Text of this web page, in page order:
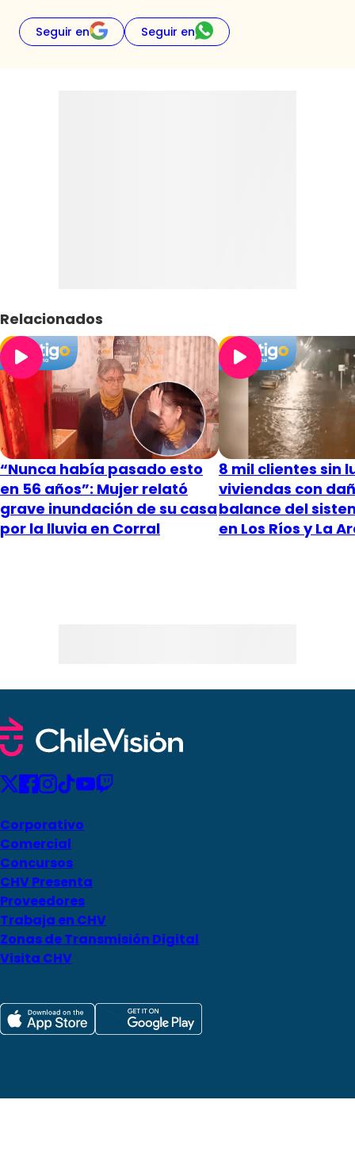
Seguir en Seguir en
Relacionados
“Nunca había pasado esto
en 56 años”: Mujer relató
grave inundación de su casa
por la lluvia en Corral
8 mil clientes sin
viviendas con
balance del
en Los Ríos y La
Corporativo
Comercial
Concursos
CHV Presenta
Proveedores
Trabaja en CHV
Zonas de Transmisión Digital
Visita CHV